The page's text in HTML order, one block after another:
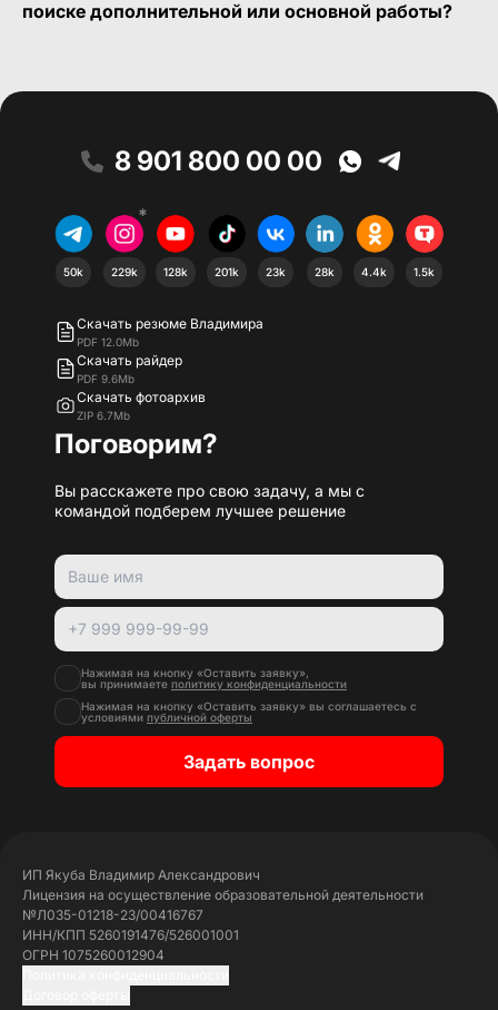
поиске дополнительной или основной работы?
8 901 800 00 00
50k
*
229k 128k 201k 23k 28k 4.4k 1.5k
Скачать резюме Владимира
PDF 12.0Mb
Скачать райдер
PDF 9.6Mb
Скачать фотоархив
ZIP 6.7Mb
Поговорим?
Вы расскажете про свою задачу, а мы с
командой подберем лучшее решение
Нажимая на кнопку «Оставить заявку»,
вы принимаете политику конфиденциальности
Нажимая на кнопку «Оставить заявку» вы соглашаетесь с
условиями публичной оферты
Задать вопрос
ИП Якуба Владимир Александрович
Лицензия на осуществление образовательной деятельности
№Л035-01218-23/00416767
ИНН/КПП 5260191476/526001001
ОГРН 1075260012904